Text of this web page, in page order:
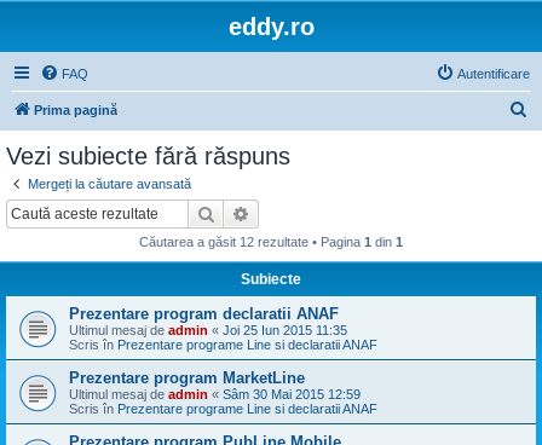
eddy.ro
FAQ Autentificare
Prima pagină
Vezi subiecte fără răspuns
Mergeți la căutare avansată
Căutare
Căutarea a găsit 12 rezultate • Pagina 1 din 1
Subiecte
Prezentare program declaratii ANAF
Ultimul mesaj de admin « Joi 25 Iun 2015 11:35
Scris în Prezentare programe Line si declaratii ANAF
Prezentare program MarketLine
Ultimul mesaj de admin « Sâm 30 Mai 2015 12:59
Scris în Prezentare programe Line si declaratii ANAF
Prezentare program PubLine Mobile